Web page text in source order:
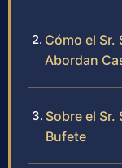
Cómo el Sr.
Abordan
Sobre el Sr.
Bufete